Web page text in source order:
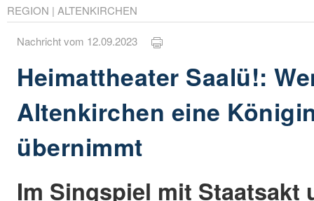
REGION | ALTENKIRCHEN
Nachricht vom 12.09.2023
Heimattheater Saalü!:
Altenkirchen eine
übernimmt
Im Singspiel mit Staatsakt